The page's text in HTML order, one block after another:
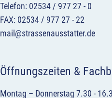
Telefon: 02534 / 977 27 - 0
FAX: 02534 / 977 27 - 22
mail@strassenausstatter.de
Öffnungszeiten &
Montag – Donnerstag 7.30 -